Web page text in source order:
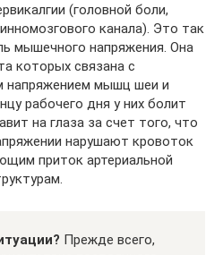
(головной боли,
канала). Это так
мышечного напряжения. Она
которых связана с
напряжением мышц шеи и
рабочего дня у них болит
на глаза за счет того, что
нарушают кровоток
приток артериальной
Прежде всего,